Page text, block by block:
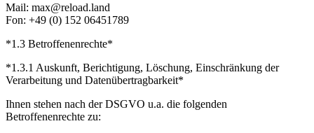
Mail: max@reload.land
Fon: +49 (0) 152 06451789
*1.3 Betroffenenrechte*
*1.3.1 Auskunft, Berichtigung, Löschung, Einschränkung der
Verarbeitung und Datenübertragbarkeit*
Ihnen stehen nach der DSGVO u.a. die folgenden
Betroffenenrechte zu: